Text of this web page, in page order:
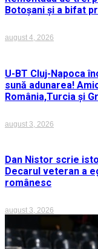
Botoșani și a bifat
august 4, 2026
U-BT Cluj-Napoca
sună adunarea!
România,Turcia și
august 3, 2026
Dan Nistor scrie
Decarul veteran a
românesc
august 3, 2026